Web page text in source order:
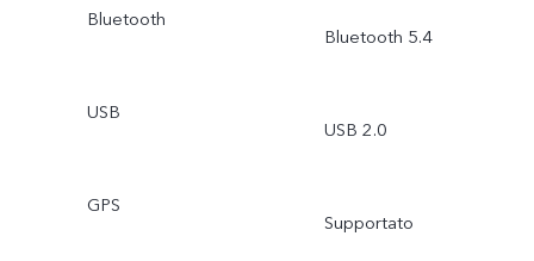
Bluetooth
Bluetooth 5.4
USB
USB 2.0
GPS
Supportato